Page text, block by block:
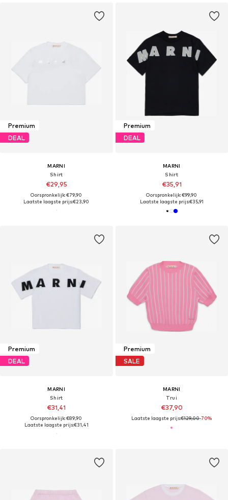
Premium
DEAL
MARNI
Shirt
€29,95
Oorspronkelijk: €79,90
Laatste laagste prijs:€23,90
Premium
DEAL
MARNI
Shirt
€35,91
Oorspronkelijk: €99,90
Laatste laagste prijs:€35,91
Premium
DEAL
MARNI
Shirt
€31,41
Oorspronkelijk: €89,90
Laatste laagste prijs:€31,41
Premium
SALE
MARNI
Trui
€37,90
Laatste laagste prijs:€129,00-70%